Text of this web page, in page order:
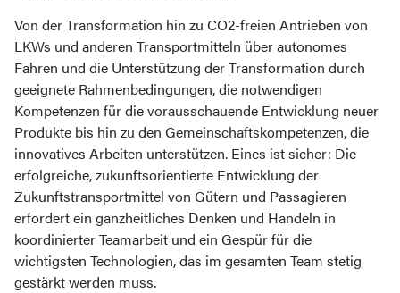
Von der Transformation hin zu CO2-freien Antrieben von
LKWs und anderen Transportmitteln über autonomes
Fahren und die Unterstützung der Transformation durch
geeignete Rahmenbedingungen, die notwendigen
Kompetenzen für die vorausschauende Entwicklung neuer
Produkte bis hin zu den Gemeinschaftskompetenzen, die
innovatives Arbeiten unterstützen. Eines ist sicher: Die
erfolgreiche, zukunftsorientierte Entwicklung der
Zukunftstransportmittel von Gütern und Passagieren
erfordert ein ganzheitliches Denken und Handeln in
koordinierter Teamarbeit und ein Gespür für die
wichtigsten Technologien, das im gesamten Team stetig
gestärkt werden muss.